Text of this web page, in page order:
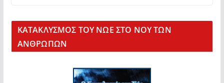
KΑΤΑΚΛΥΣΜΟΣ ΤΟΥ ΝΩΕ ΣΤΟ ΝΟΥ ΤΩΝ
ΑΝΘΡΩΠΩΝ